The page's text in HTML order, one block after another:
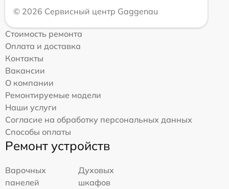
© 2026 Сервисный центр Gaggenau
Стоимость ремонта
Оплата и доставка
Контакты
Вакансии
О компании
Ремонтируемые модели
Наши услуги
Согласие на обработку персональных данных
Способы оплаты
Ремонт устройств
Варочных
панелей
Духовых
шкафов